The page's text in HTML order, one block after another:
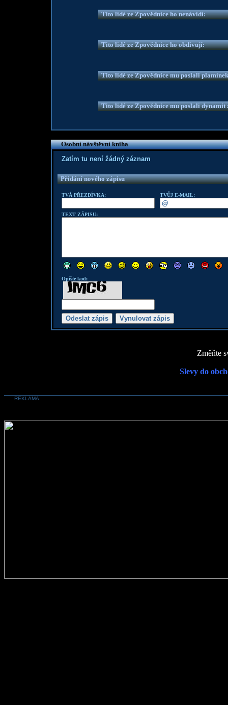
Tito lidé ze Zpovědnice ho nenávidí:
Tito lidé ze Zpovědnice ho obdivují:
Tito lidé ze Zpovědnice mu poslali
Tito lidé ze Zpovědnice mu poslali dynamit
Osobní návštěvní kniha
Zatím tu není žádný záznam
Přidání nového zápisu
TVÁ PŘEZDÍVKA: TVŮJ E-MAIL:
TEXT ZÁPISU:
Opište kod:
Změňte
Slevy do
REKLAMA